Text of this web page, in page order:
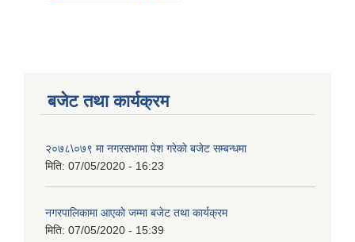
बजेट तथा कार्यक्रम
२०७८\०७९ मा नगरसभामा पेश गरेकाे बजेट सम्बन्धमा
मिति: 07/05/2020 - 16:23
नगरपालिकामा आएकाे जम्मा बजेट तथा कार्यक्रम
मिति: 07/05/2020 - 15:39